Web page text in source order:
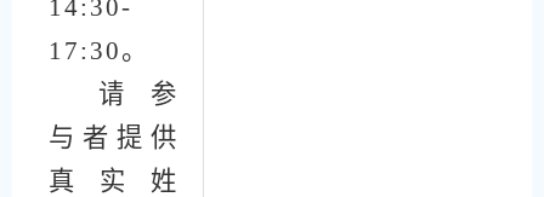
14:30-
17:30。
请参
与者提供
真实姓